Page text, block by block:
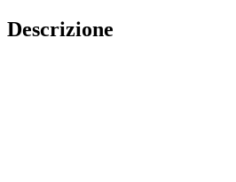
Descrizione